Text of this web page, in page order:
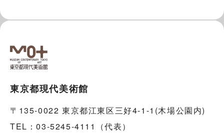
東京都現代美術館
〒135-0022 東京都江東区三好4-1-1(木場公園内)
TEL：03-5245-4111（代表）